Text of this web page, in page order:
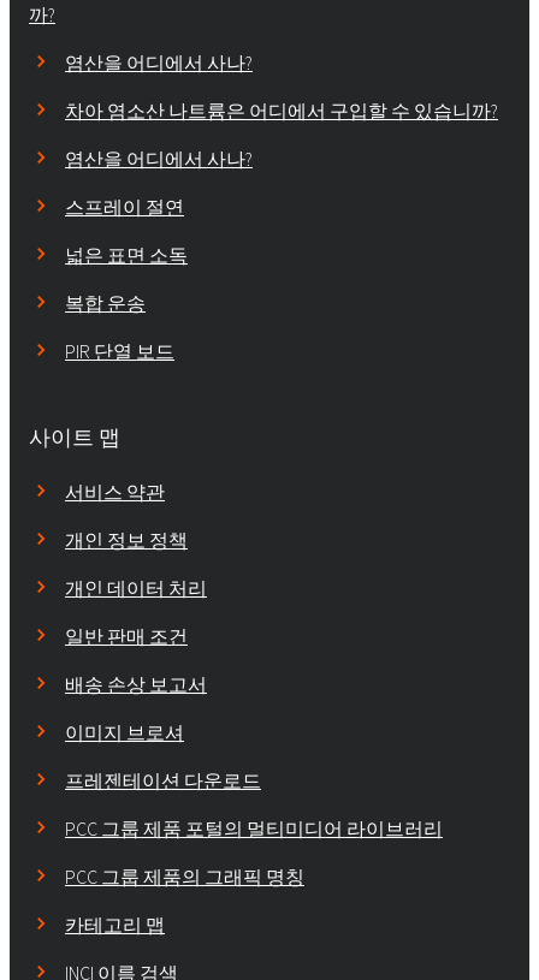
까?
염산을 어디에서 사나?
차아 염소산 나트륨은 어디에서 구입할 수 있습니까?
염산을 어디에서 사나?
스프레이 절연
넓은 표면 소독
복합 운송
PIR 단열 보드
사이트 맵
서비스 약관
개인 정보 정책
개인 데이터 처리
일반 판매 조건
배송 손상 보고서
이미지 브로셔
프레젠테이션 다운로드
PCC 그룹 제품 포털의 멀티미디어 라이브러리
PCC 그룹 제품의 그래픽 명칭
카테고리 맵
INCI 이름 검색